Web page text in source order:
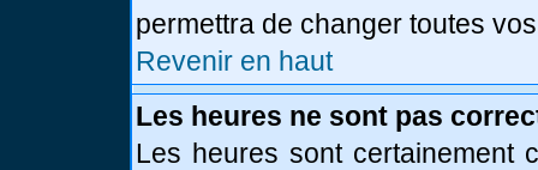
permettra de changer toutes
Revenir en haut
Les heures ne sont pas
Les heures sont certainement